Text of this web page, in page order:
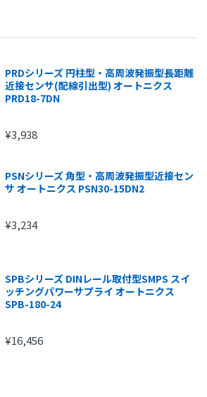
PRDシリーズ 円柱型・高周波発振型長距離
近接センサ(配線引出型) オートニクス
PRD18-7DN
¥3,938
PSNシリーズ 角型・高周波発振型近接セン
サ オートニクス PSN30-15DN2
¥3,234
SPBシリーズ DINレール取付型SMPS スイ
ッチングパワーサプライ オートニクス
SPB-180-24
¥16,456